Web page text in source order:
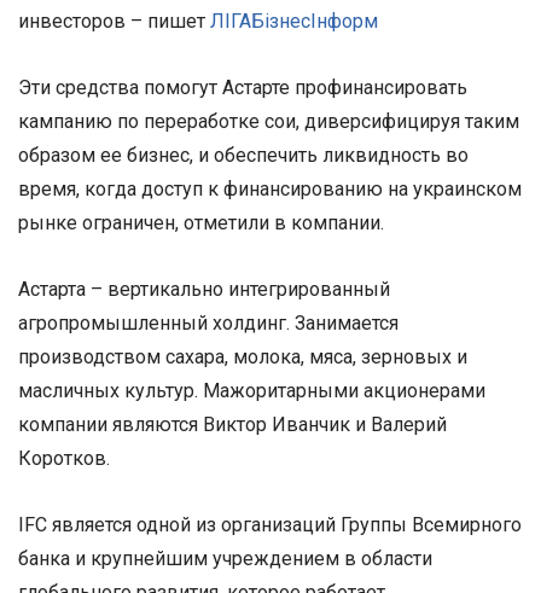
инвесторов – пишет ЛIГАБiзнесIнформ
Эти средства помогут Астарте профинансировать
кампанию по переработке сои, диверсифицируя таким
образом ее бизнес, и обеспечить ликвидность во
время, когда доступ к финансированию на украинском
рынке ограничен, отметили в компании.
Астарта – вертикально интегрированный
агропромышленный холдинг. Занимается
производством сахара, молока, мяса, зерновых и
масличных культур. Мажоритарными акционерами
компании являются Виктор Иванчик и Валерий
Коротков.
IFC является одной из организаций Группы Всемирного
банка и крупнейшим учреждением в области